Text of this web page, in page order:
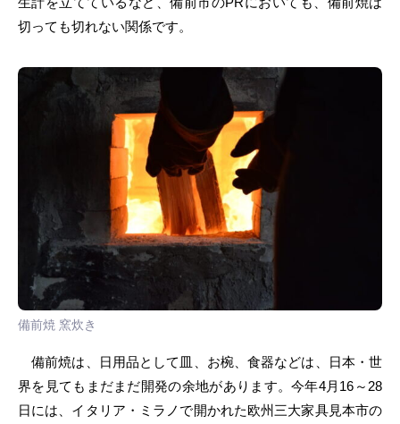
切っても切れない関係です。
備前焼 窯炊き
備前焼は、日用品として皿、お椀、食器などは、日本・世
界を見てもまだまだ開発の余地があります。今年4月16～28
日には、イタリア・ミラノで開かれた欧州三大家具見本市の